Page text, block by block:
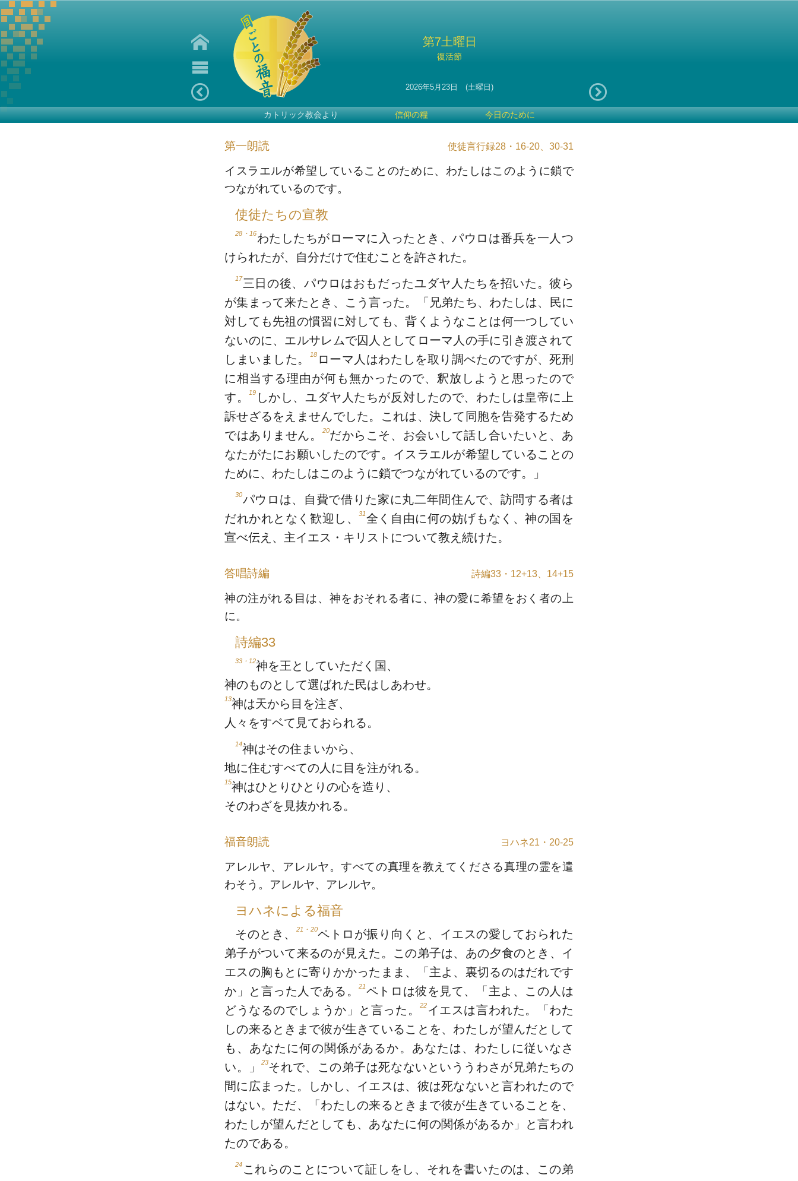
第7土曜日
復活節
2026年5月23日 (土曜日)
カトリック教会より 信仰の糧 今日のために
第一朗読 使徒言行録28・16-20、30-31
イスラエルが希望していることのために、わたしはこのように鎖で
つながれているのです。
使徒たちの宣教
28・16わたしたちがローマに入ったとき、パウロは番兵を一人つ
けられたが、自分だけで住むことを許された。
17三日の後、パウロはおもだったユダヤ人たちを招いた。彼ら
が集まって来たとき、こう言った。「兄弟たち、わたしは、民に
対しても先祖の慣習に対しても、背くようなことは何一つしてい
ないのに、エルサレムで囚人としてローマ人の手に引き渡されて
しまいました。
18 ローマ人はわたしを取り調べたのですが、死刑
に相当する理由が何も無かったので、釈放しようと思ったので
す。19 しかし、ユダヤ人たちが反対したので、わたしは皇帝に上
訴せざるをえませんでした。これは、決して同胞を告発するため
ではありません。
20だからこそ、お会いして話し合いたいと、あ
なたがたにお願いしたのです。イスラエルが希望していることの
ために、わたしはこのように鎖でつながれているのです。」
30パウロは、自費で借りた家に丸二年間住んで、訪問する者は
だれかれとなく歓迎し、31全く自由に何の妨げもなく、神の国を
宣べ伝え、主イエス・キリストについて教え続けた。
答唱詩編 詩編33・12+13、14+15
神の注がれる目は、神をおそれる者に、神の愛に希望をおく者の上
に。
詩編33
33・12神を王としていただく国、
神のものとして選ばれた民はしあわせ。
13神は天から目を注ぎ、
人々をすベて見ておられる。
14神はその住まいから、
地に住むすべての人に目を注がれる。
15神はひとりひとりの心を造り、
そのわざを見抜かれる。
福音朗読 ヨハネ21・20-25
アレルヤ、アレルヤ。すべての真理を教えてくださる真理の霊を遣
わそう。アレルヤ、アレルヤ。
ヨハネによる福音
そのとき、 21・20ペトロが振り向くと、イエスの愛しておられた
弟子がついて来るのが見えた。この弟子は、あの夕食のとき、イ
エスの胸もとに寄りかかったまま、「主よ、裏切るのはだれです
か」と言った人である。21ペトロは彼を見て、「主よ、この人は
どうなるのでしょうか」と言った。22 イエスは言われた。「わた
しの来るときまで彼が生きていることを、わたしが望んだとして
も、あなたに何の関係があるか。あなたは、わたしに従いなさ
い。」
23それで、この弟子は死なないといううわさが兄弟たちの
間に広まった。しかし、イエスは、彼は死なないと言われたので
はない。ただ、「わたしの来るときまで彼が生きていることを、
わたしが望んだとしても、あなたに何の関係があるか」と言われ
たのである。
24 これらのことについて証しをし、それを書いたのは、この弟